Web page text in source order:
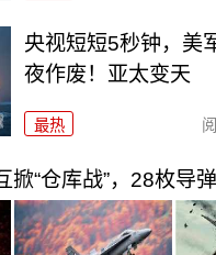
央视短短5秒钟，美
夜作废！亚太变天
最热
掀“仓库战”，28枚导